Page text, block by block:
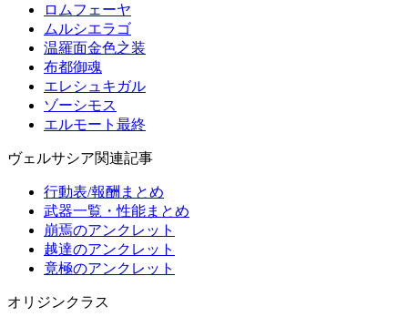
ロムフェーヤ
ムルシエラゴ
温羅面金色之装
布都御魂
エレシュキガル
ゾーシモス
エルモート最終
ヴェルサシア関連記事
行動表/報酬まとめ
武器一覧・性能まとめ
崩焉のアンクレット
越達のアンクレット
竟極のアンクレット
オリジンクラス